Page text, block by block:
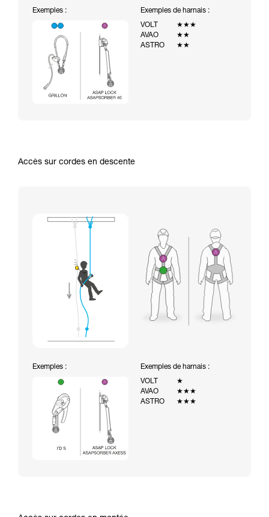
Exemples :
Exemples de harnais :
VOLT
★★★
AVAO
★★
ASTRO
★★
Accès sur cordes en descente
Exemples :
Exemples de harnais :
VOLT
★
AVAO
★★★
ASTRO
★★★